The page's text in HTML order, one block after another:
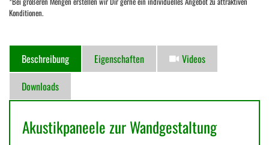
Konditionen.
Beschreibung Eigenschaften
Videos
Downloads
Akustikpaneele zur Wandgestaltung